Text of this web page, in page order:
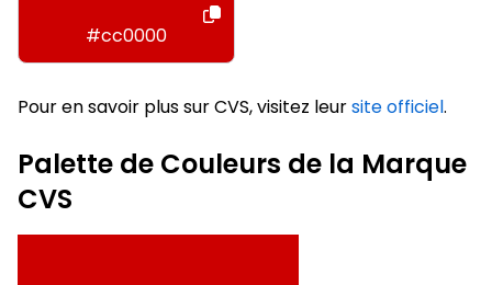
#cc0000
Pour en savoir plus sur CVS, visitez leursite officiel.
Palette de Couleurs de la Marque
CVS